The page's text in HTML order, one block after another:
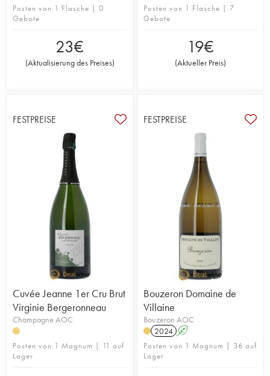
Posten von 1 Flasche | 0
Gebote
23€
(Aktualisierung des Preises)
Posten von 1 Flasche | 7
Gebote
19€
(Aktueller Preis)
FESTPREISE
Cuvée Jeanne 1er Cru Brut
Virginie Bergeronneau
Champagne AOC
H
Posten von 1 Magnum | 11 auf
Lager
FESTPREISE
Bouzeron Domaine de
Villaine
Bouzeron AOC
2024 A
Posten von 1 Magnum | 36 auf
Lager